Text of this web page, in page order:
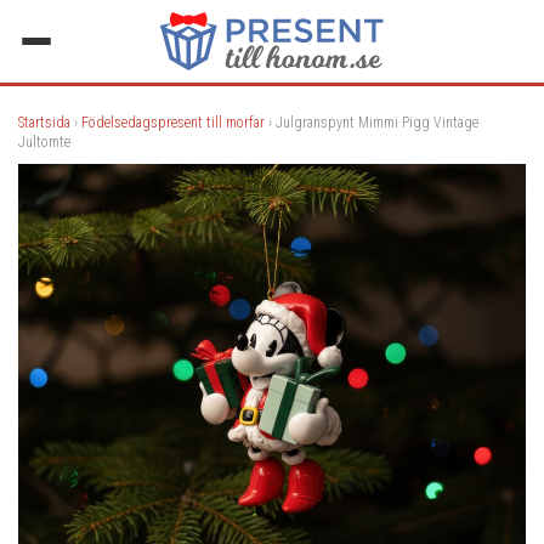
Startsida › Födelsedagspresent till morfar › Julgranspynt Mimmi Pigg Vintage
Jultomte